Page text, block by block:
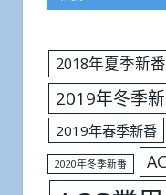
2018年夏季新番
2019年冬季
2019年春季新番
2020年冬季新番